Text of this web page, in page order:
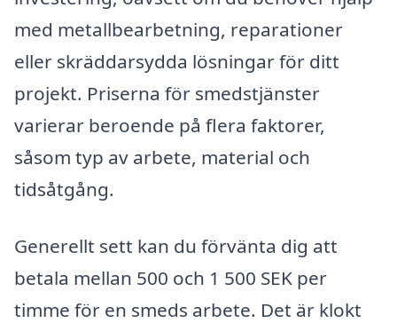
med metallbearbetning, reparationer
eller skräddarsydda lösningar för ditt
projekt. Priserna för smedstjänster
varierar beroende på flera faktorer,
såsom typ av arbete, material och
tidsåtgång.
Generellt sett kan du förvänta dig att
betala mellan 500 och 1 500 SEK per
timme för en smeds arbete. Det är klokt